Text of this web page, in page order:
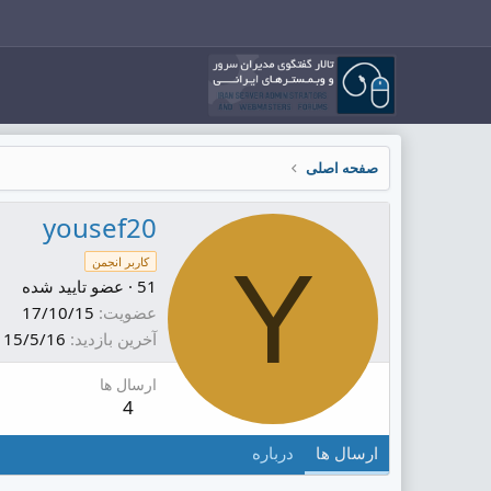
صفحه اصلی
Y
yousef20
کاربر انجمن
عضو تایید شده · 51
عضویت 17/10/15
آخرین بازدید 15/5/16
ارسال ها
4
ارسال ها درباره